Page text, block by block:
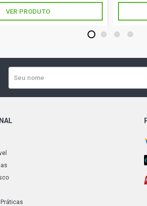
VER PRODUTO
1 2 3 4